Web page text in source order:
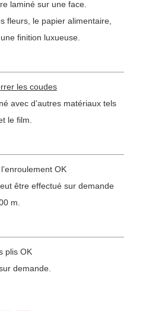
laminé sur une face.
fleurs, le papier alimentaire,
finition luxueuse.
les coudes
avec d’autres matériaux tels
le film.
OK
être effectué sur demande
m.
plis OK
demande.